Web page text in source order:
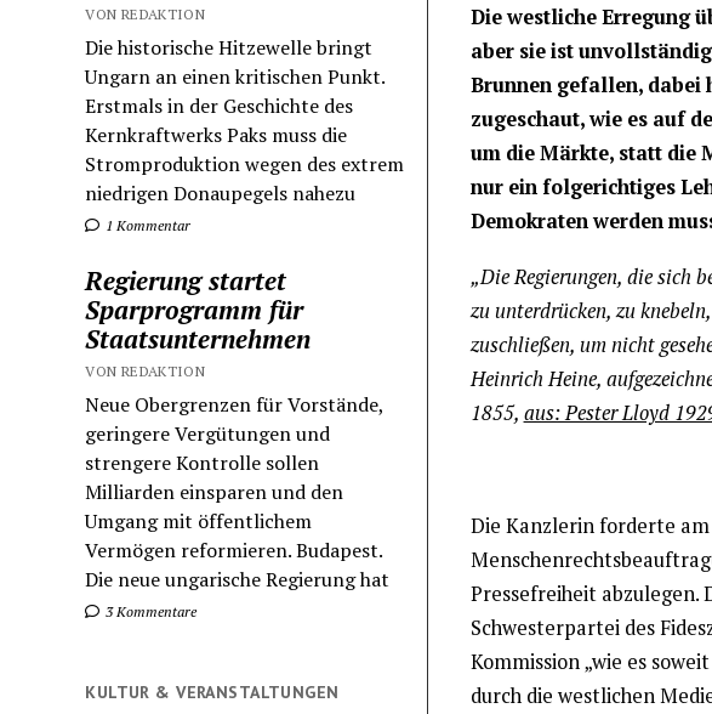
VON REDAKTION
Die historische Hitzewelle bringt
Ungarn an einen kritischen Punkt.
Erstmals in der Geschichte des
Kernkraftwerks Paks muss die
Stromproduktion wegen des extrem
niedrigen Donaupegels nahezu
1 Kommentar
Regierung startet
Sparprogramm für
Staatsunternehmen
VON REDAKTION
Neue Obergrenzen für Vorstände,
geringere Vergütungen und
strengere Kontrolle sollen
Milliarden einsparen und den
Umgang mit öffentlichem
Vermögen reformieren. Budapest.
Die neue ungarische Regierung hat
3 Kommentare
KULTUR & VERANSTALTUNGEN
Die westliche Erregung
aber sie ist
Brunnen gefallen, dabei
zugeschaut, wie es auf
um die Märkte, statt die
nur ein folgerichtiges
Demokraten werden
„Die Regierungen, die sich
zu unterdrücken, zu
zuschließen, um nicht
Heinrich Heine,
1855, aus: Pester Lloyd
Die Kanzlerin forderte
Pressefreiheit abzulegen.
Schwesterpartei des
Kommission „wie es
durch die westlichen